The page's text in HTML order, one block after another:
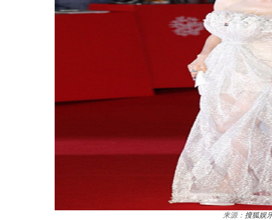
来源： 搜狐娱